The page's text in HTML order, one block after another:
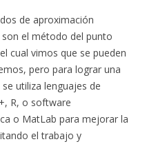
de aproximación
el método del punto
cual vimos que se pueden
pero para lograr una
utiliza lenguajes de
R, o software
o MatLab para mejorar la
el trabajo y